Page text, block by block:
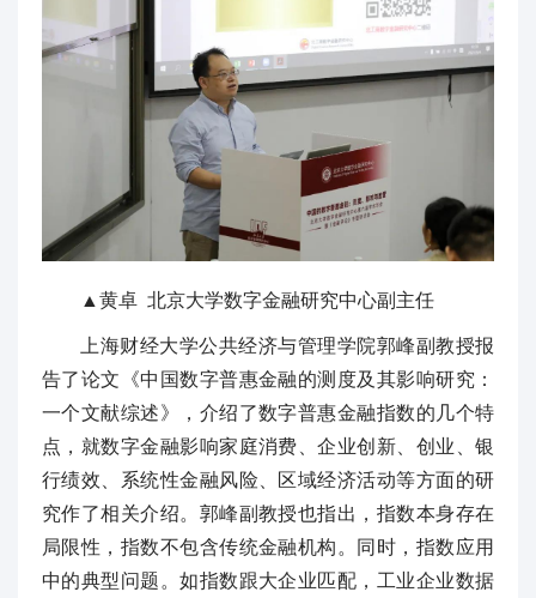
▲黄卓 北京大学数字金融研究中心副主任
上海财经大学公共经济与管理学院郭峰副教授报
告了论文《中国数字普惠金融的测度及其影响研究：
一个文献综述》，介绍了数字普惠金融指数的几个特
点，就数字金融影响家庭消费、企业创新、创业、银
行绩效、系统性金融风险、区域经济活动等方面的研
究作了相关介绍。郭峰副教授也指出，指数本身存在
局限性，指数不包含传统金融机构。同时，指数应用
中的典型问题。如指数跟大企业匹配，工业企业数据